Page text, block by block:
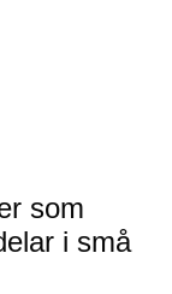
som
i små